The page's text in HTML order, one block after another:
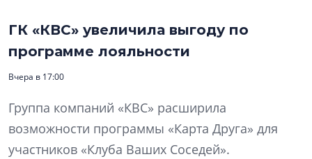
ГК «КВС» увеличила выгоду по
программе лояльности
Вчера в 17:00
Группа компаний «КВС» расширила
возможности программы «Карта Друга» для
участников «Клуба Ваших Соседей».